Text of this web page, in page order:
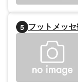
5 フットメッ